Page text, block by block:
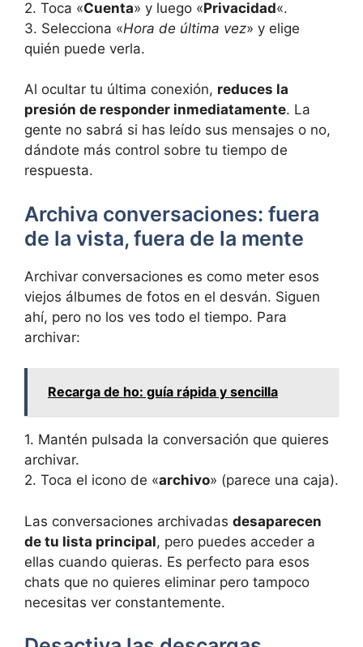
2. Toca «Cuenta» y luego «Privacidad«.
3. Selecciona «Hora de última vez» y elige
quién puede verla.
Al ocultar tu última conexión, reduces la
presión de responder inmediatamente. La
gente no sabrá si has leído sus mensajes o no,
dándote más control sobre tu tiempo de
respuesta.
Archiva conversaciones: fuera
de la vista, fuera de la mente
Archivar conversaciones es como meter esos
viejos álbumes de fotos en el desván. Siguen
ahí, pero no los ves todo el tiempo. Para
archivar:
Recarga de ho: guía rápida y sencilla
1. Mantén pulsada la conversación que quieres
archivar.
2. Toca el icono de «archivo» (parece una caja).
Las conversaciones archivadas desaparecen
de tu lista principal, pero puedes acceder a
ellas cuando quieras. Es perfecto para esos
chats que no quieres eliminar pero tampoco
necesitas ver constantemente.